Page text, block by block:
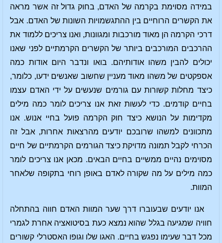
במידה מסוימת בקרמה של האדם, בחוק גדול זה אשר מראה
את הקשרים הרוחיים בין ההתגשמויות השונות של האדם. אבל
דרכי הקרמה הן מאוד מורכבות ומגוונות, ואנו צריכים ללמוד את
ההרכבים המורכבים ביותר של הקשרים הקרמתיים לפני שאנו
יכולים להבין משהו אודותיהם. בואו ונדבר היום אודות כמה
אספקטים של משהו מאוד מעניין שחשוב שאנשים ידעו, כלומר,
כיצד מחלות קשורות עם גורמים שנעשים על ידי האדם עצמו
בחיים קודמים. כדי לעשות זאת אנו צריכים לומר כמה מילים
מקדימות על הנושא כיצד חוק הקרמה פועל בחיי אנוש. אנו
מתכוונים למשהו שרובכם יודעים מהרצאות אחרות, אבל זה
הכרחי לקבל תמונה מדויקת כיצד הגורמים הקרמתיים של חיים
מסוימים נהיים ממשיים בחיים הבאים. מכאן אנו צריכים לומר
כמה מילים על מה שקורה לאדם באופן רוחי בתקופה שלאחר
המוות.
אנו יודעים שבעוברו דרך שער המוות האדם חווה בהתחלה
חוויה שמגיעה בגלל שהוא נמצא כעת בסיטואציה אחרת לגמרי
מכל דבר שעימו נפגש בחיים. האגו שלו וגופו האסטרלי קשורים